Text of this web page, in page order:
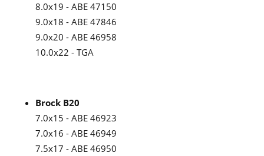
8.0x19 - ABE 47150
9.0x18 - ABE 47846
9.0x20 - ABE 46958
10.0x22 - TGA
Brock B20
7.0x15 - ABE 46923
7.0x16 - ABE 46949
7.5x17 - ABE 46950